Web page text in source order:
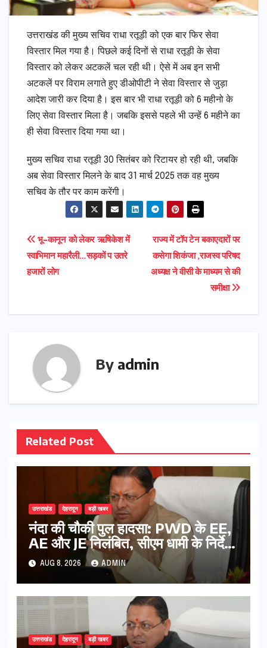
उत्तराखंड की मुख्य सचिव राधा रतूड़ी को एक बार फिर सेवा
विस्तार मिल गया है। पिछले कई दिनों से राधा रतूड़ी के सेवा
विस्तार को लेकर अटकलें चल रही थी। ऐसे में अब इन सभी
अटकलें पर विराम लगाते हुए डीओपीटी ने सेवा विस्तार से जुड़ा
आदेश जारी कर दिया है। इस बार भी राधा रतूड़ी को 6 महीनो के
लिए सेवा विस्तार मिला है। जबकि इससे पहले भी उन्हें 6 महीने का
ही सेवा विस्तार दिया गया था।
मुख्य सचिव राधा रतूड़ी 30 सितंबर को रिटायर हो रही थी, जबकि
अब सेवा विस्तार मिलने के बाद 31 मार्च 2025 तक वह मुख्य
सचिव के तौर पर काम करेंगी।
Post
navigation
राज्य में टॉप टेन बकाएदारों पर
कसेगा शिकंजा ,राजस्व परिषद
अध्यक्ष ने वीसी के माध्यम से की
समीक्षा
भू-कानून को लेकर ऋषिकेश में
स्वाभिमान महारैली…सड़कों प उतरे
हजारों लोग
By admin
Related Post
उत्तराखंड देहरादून बड़ी खबर
नंदा की चौकी पुल हादसा: PWD के EE,
AE और JE निलंबित, सीएम धामी के निर्देश
पर सख्त कार्रवाई
AUG 8, 2026 ADMIN
उत्तराखंड देहरादून बड़ी खबर